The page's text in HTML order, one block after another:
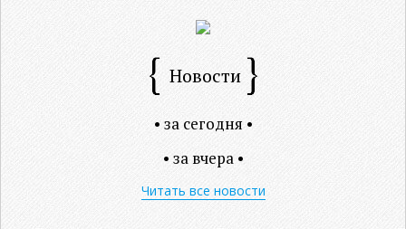
Новости
• за сегодня •
• за вчера •
Читать все новости